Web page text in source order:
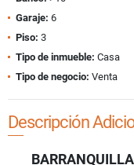
Garaje: 6
Piso: 3
Tipo de inmueble: Casa
Tipo de negocio: Venta
Descripción